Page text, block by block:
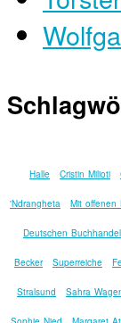
Halle Cristin Milioti
'Ndrangheta Mit offenen
Deutschen
Becker Superreiche
Stralsund Sahra